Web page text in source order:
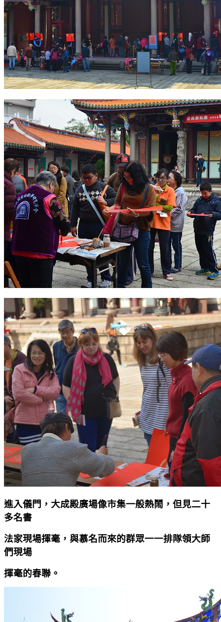
進入儀門，大成殿廣場像市集一般熱鬧，但見二十
多名書
法家現場揮毫，與慕名而來的群眾一一排隊領大師
們現場
揮毫的春聯。